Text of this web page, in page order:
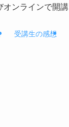
オンラインで開講
受講生の感想